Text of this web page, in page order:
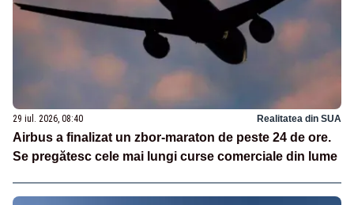
29 iul. 2026, 08:40 Realitatea din SUA
Airbus a finalizat un zbor-maraton de peste 24 de ore.
Se pregătesc cele mai lungi curse comerciale din lume